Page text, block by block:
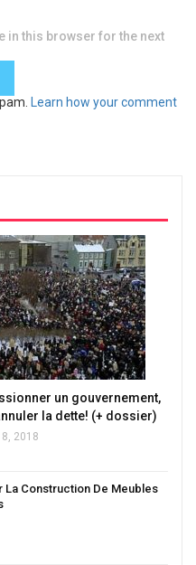
in this browser for the next
Learn how your comment
un gouvernement,
la dette! (+ dossier)
2018
La Construction De Meubles